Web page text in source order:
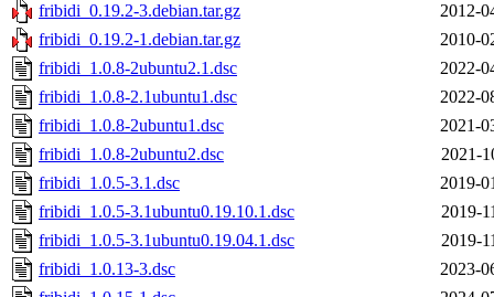
fribidi_0.19.2-3.debian.tar.gz
2012-
fribidi_0.19.2-1.debian.tar.gz
2010-
fribidi_1.0.8-2ubuntu2.1.dsc
2022-
fribidi_1.0.8-2.1ubuntu1.dsc
2022-
fribidi_1.0.8-2ubuntu1.dsc
2021-
fribidi_1.0.8-2ubuntu2.dsc
2021-
fribidi_1.0.5-3.1.dsc
2019-
fribidi_1.0.5-3.1ubuntu0.19.10.1.dsc
2019-
fribidi_1.0.5-3.1ubuntu0.19.04.1.dsc
2019-
fribidi_1.0.13-3.dsc
2023-